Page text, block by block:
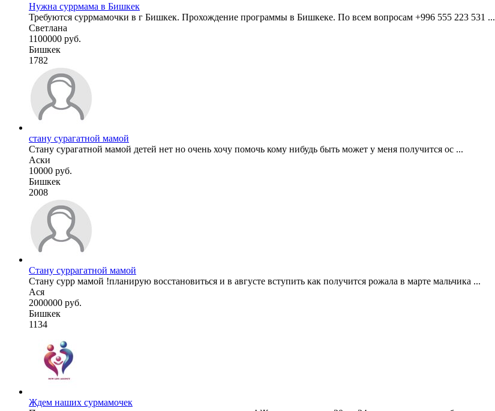
Нужна суррмама в Бишкек
Требуются суррмамочки в г Бишкек. Прохождение программы в Бишкеке. По всем вопросам +996 555 223 531 ...
Светлана
1100000 руб.
Бишкек
1782
стану сурагатной мамой
Стану сурагатной мамой детей нет но очень хочу помочь кому нибудь быть может у меня получится ос ...
Аски
10000 руб.
Бишкек
2008
Стану суррагатной мамой
Стану сурр мамой !планирую восстановиться и в августе вступить как получится рожала в марте мальчика ...
Ася
2000000 руб.
Бишкек
1134
Ждем наших сурмамочек